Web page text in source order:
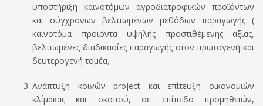
υποστήριξη καινοτόμων αγροδιατροφικών προϊόντων
και σύγχρονων βελτιωμένων μεθόδων παραγωγής (
καινοτόμα προϊόντα υψηλής προστιθέμενης αξίας,
βελτιωμένες διαδικασίες παραγωγής στον πρωτογενή και
δευτερογενή τομέα,
Ανάπτυξη κοινώνproject και επίτευξη οικονομιών
κλίμακας και σκοπού, σε επίπεδο προμηθειών,